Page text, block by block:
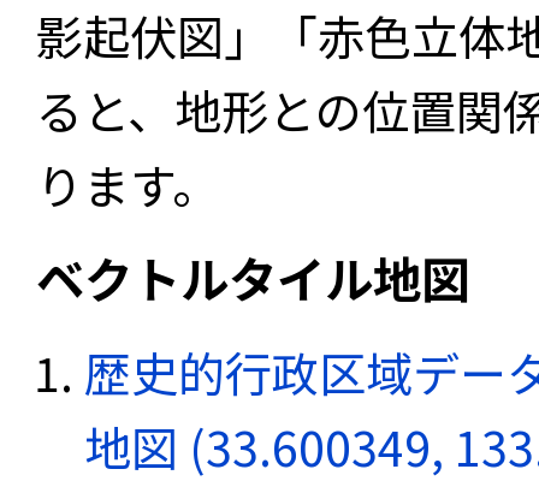
影起伏図」「赤色立体
ると、地形との位置関
ります。
ベクトルタイル地図
歴史的行政区域デー
地図 (33.600349,